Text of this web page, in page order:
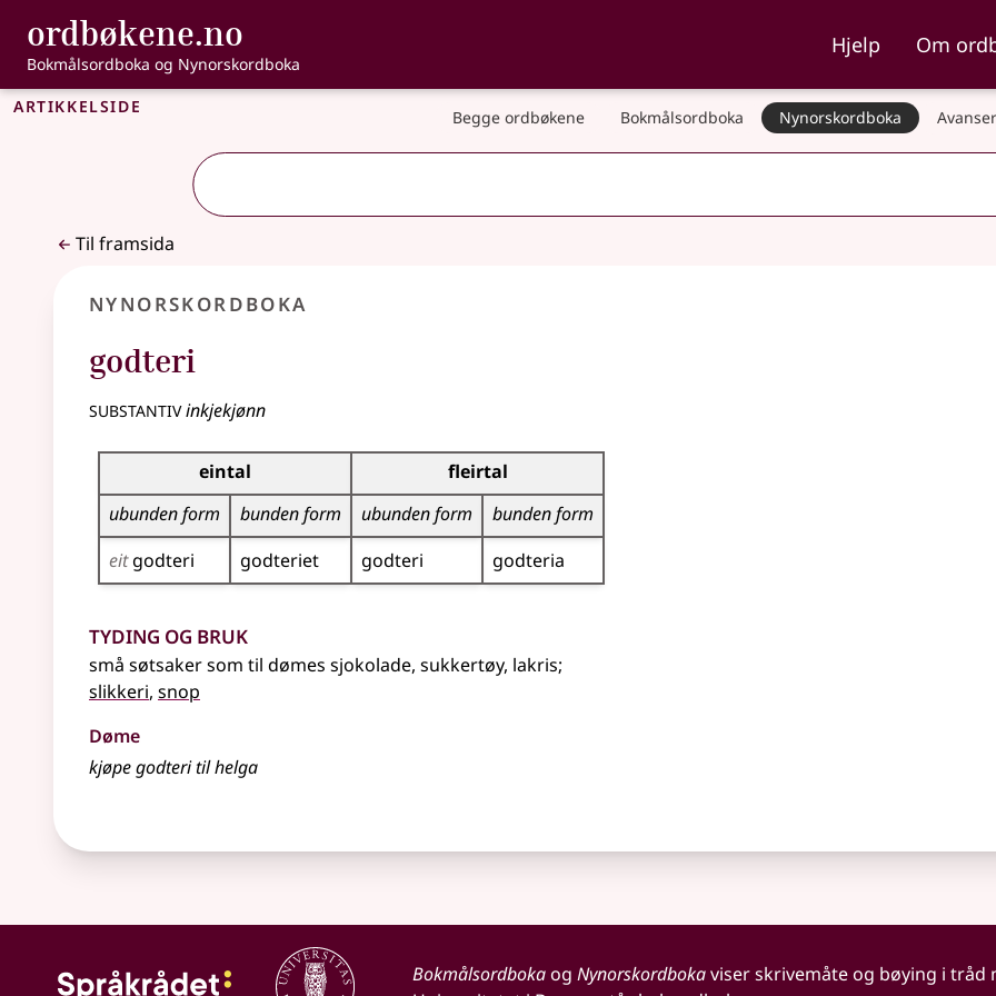
Gå til hovudinnhald
Tilgjenge
ordbøkene.no , Bokmålsordboka og Nynorskordboka
Bokmålsordboka og Nynorskordboka
Hjelp Om
Artikkelside Begge ordbøkene Bokmålsordboka Nynorskordboka
Til framsida
Nynorskordboka
godteri
substantivinkjekjønn
Bøyningstabell for dette substantivet
eintal
fleirtal
ubunden form
bunden form ubunden form
bunden form
eitgodteri godteriet godteri godteria
Tyding og bruk
små søtsaker som til dømes sjokolade, sukkertøy, lakris;
slikkeri, snop
Døme
kjøpe godteri til helga
Bokmålsordbokaog Nynorskordbokaviser skrivemåte og bøying i tråd